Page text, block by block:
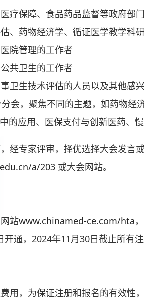
疗保障、食品药品监督等政府部
、药物经济学、循证医学教学科
院管理的工作者
共卫生的工作者
卫生技术评估的人员以及其他感
会，聚焦不同的主题，如药物经
的应用、医保支付与创新医药、
经专家评审，择优选择大会发言
a/203 或大会网站。
站www.chinamed-ce.com/hta
开通，2024年11月30日截止所有
用，为保证注册和报名的有效性